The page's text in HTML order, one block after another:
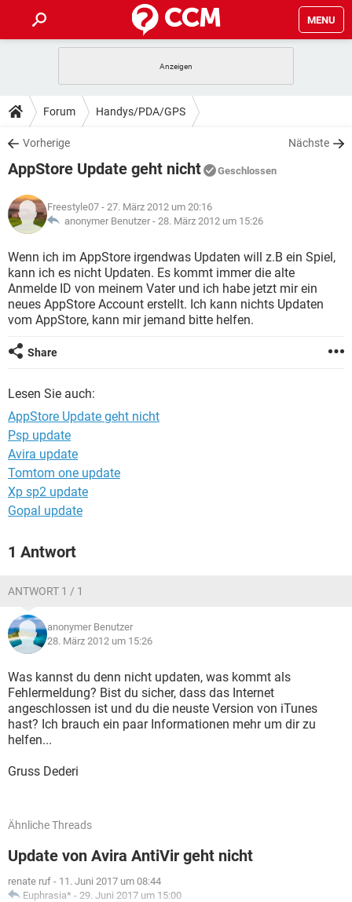
MENU
ANDROID IOS
WINDOWS 10
WHATSAPP TIKTOK
FACEBOOK
TIPPS & TRICKS
SPIELE STREAMING
WHATSAPP TIKTOK
FACEBOOK
DOWNLOADS
SPIELE STREAMING
ANDROID
WINDOWS 10 INSTAGRAM
WHATSAPP TIKTOK
FACEBOOK HARDWARE
FORUM
SPIELE STREAMING
ANDROID
WINDOWS 10 INSTAGRAM
WHATSAPP TIKTOK
FACEBOOK HARDWARE
LEXIKON
SPIELE STREAMING
ANDROID IOS
WINDOWS 10 INSTAGRAM
WHATSAPP
FACEBOOK
Forum Handys/PDA/GPS
Vorherige Nächste
AppStore Update geht nicht Geschlossen
Freestyle07 - 27. März 2012 um 20:16
anonymer Benutzer - 28. März 2012 um 15:26
Wenn ich im AppStore irgendwas Updaten will z.B ein Spiel,
kann ich es nicht Updaten. Es kommt immer die alte
Anmelde ID von meinem Vater und ich habe jetzt mir ein
neues AppStore Account erstellt. Ich kann nichts Updaten
vom AppStore, kann mir jemand bitte helfen.
Share
Lesen Sie auch:
AppStore Update geht nicht
Psp update
Avira update
Tomtom one update
Xp sp2 update
Gopal update
1 Antwort
ANTWORT 1 / 1
anonymer Benutzer
28. März 2012 um 15:26
Was kannst du denn nicht updaten, was kommt als
Fehlermeldung? Bist du sicher, dass das Internet
angeschlossen ist und du die neuste Version von iTunes
hast? Ich brauch ein paar Informationen mehr um dir zu
helfen...
Gruss Dederi
Ähnliche Threads
Update von Avira AntiVir geht nicht
renate ruf - 11. Juni 2017 um 08:44
Euphrasia* - 29. Juni 2017 um 15:00